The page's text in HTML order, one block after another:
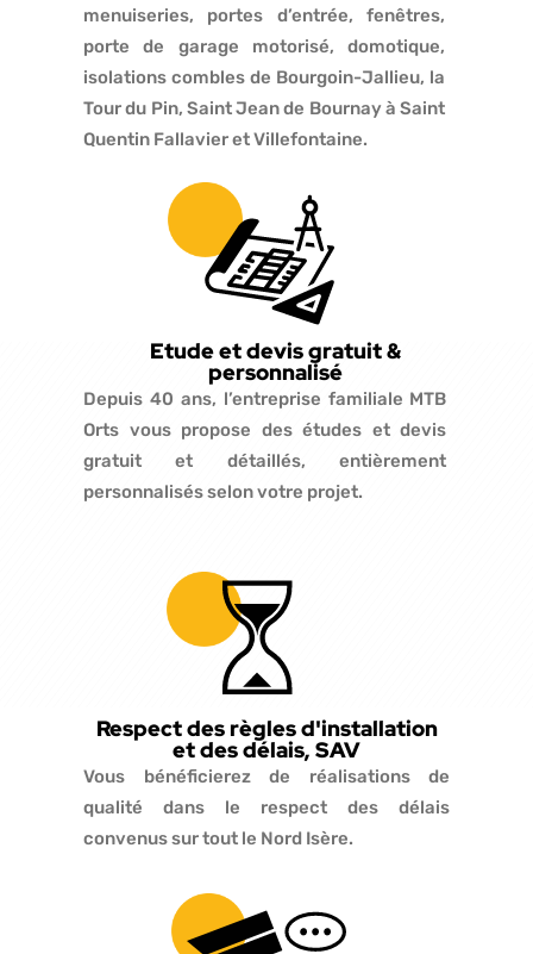
menuiseries, portes d’entrée, fenêtres,
porte de garage motorisé, domotique,
isolations combles de Bourgoin-Jallieu, la
Tour du Pin, Saint Jean de Bournay à Saint
Quentin Fallavier et Villefontaine.
Etude et devis gratuit &
personnalisé
Depuis 40 ans, l’entreprise familiale MTB
Orts vous propose des études et devis
gratuit et détaillés, entièrement
personnalisés selon votre projet.
Respect des règles d'installation
et des délais, SAV
Vous bénéficierez de réalisations de
qualité dans le respect des délais
convenus sur tout le Nord Isère.